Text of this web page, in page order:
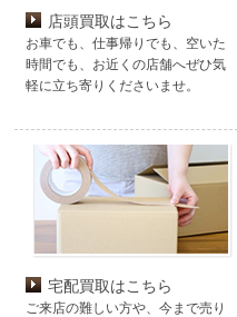
店頭買取はこちら
お車でも、仕事帰りでも、空いた
時間でも、お近くの店舗へぜひ気
軽に立ち寄りくださいませ。
宅配買取はこちら
ご来店の難しい方や、今まで売り